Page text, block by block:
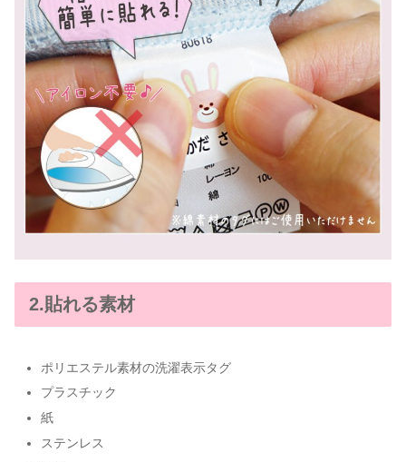
2.貼れる素材
ポリエステル素材の洗濯表示タグ
プラスチック
紙
ステンレス